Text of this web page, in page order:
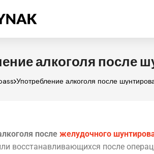
алкоголя после
Употребление алкоголя после
после желудочного
восстанавливающихся после